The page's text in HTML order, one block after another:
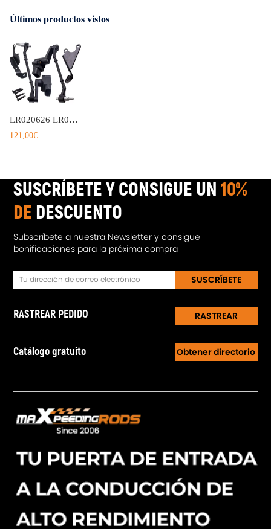
Últimos productos vistos
LR020626 LR020627 2x Delantero Sensor de nivel de altura compatible para Range Rover L322
121,00€
SUSCRÍBETE Y CONSIGUE UN10%
DE DESCUENTO
Subscríbete a nuestra Newsletter y consigue
bonificaciones para la próxima compra
SUSCRÍBETE
RASTREAR PEDIDO RASTREAR
Catálogo gratuito Obtener directorio